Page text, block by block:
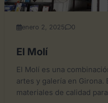
enero 2, 2025 0
El Molí
El Molí es una
artes y galería en Girona.
materiales de calidad